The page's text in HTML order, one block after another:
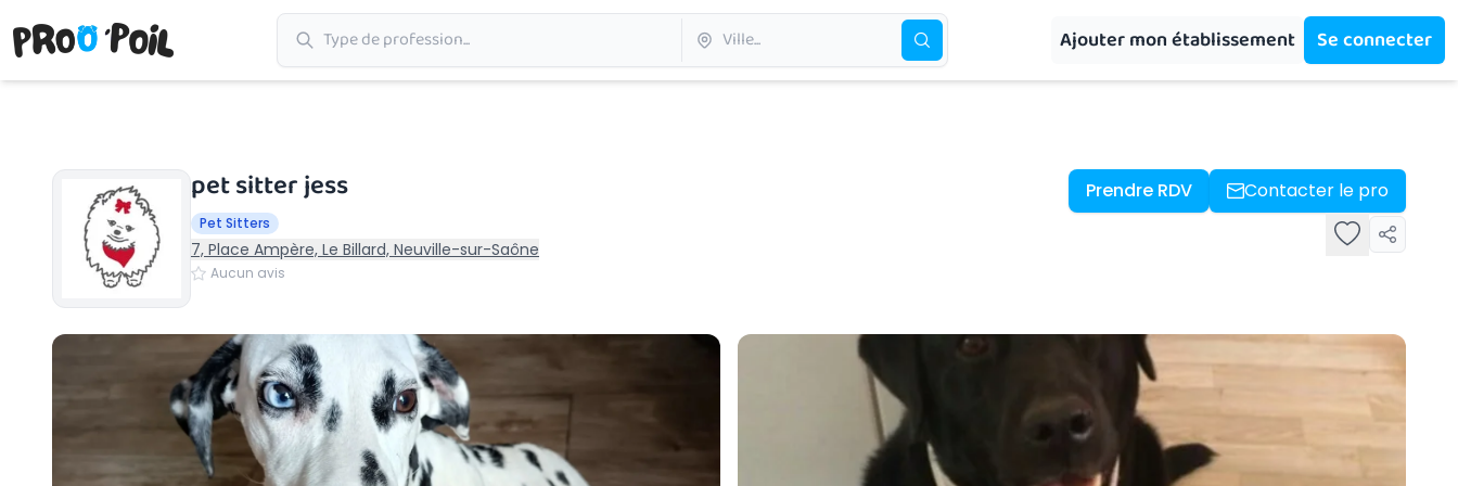
Ajouter mon établissement Se connecter
Accueil›pet sitter jess
pet sitter jess
Pet Sitters
7, Place Ampère, Le Billard, Neuville-sur-Saône
Aucun avis
Prendre RDV Contacter le pro